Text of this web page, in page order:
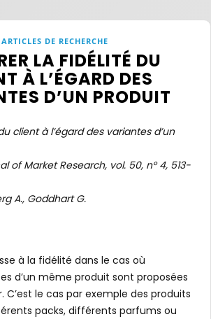
ARTICLES DE RECHERCHE
LA FIDÉLITÉ DU
À L’ÉGARD DES
D’UN PRODUIT
client à l’égard des variantes d’un
of Market Research, vol. 50, n° 4, 513-
A., Goddhart G.
à la fidélité dans le cas où
d’un même produit sont proposées
le cas par exemple des produits
packs, différents parfums ou